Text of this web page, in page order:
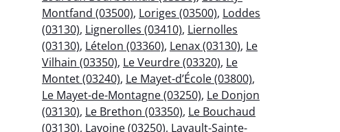
Montfand (03500), Loriges (03500), Loddes
(03130), Lignerolles (03410), Liernolles
(03130), Lételon (03360), Lenax (03130), Le
Vilhain (03350), Le Veurdre (03320), Le
Montet (03240), Le Mayet-d’École (03800),
Le Mayet-de-Montagne (03250), Le Donjon
(03130), Le Brethon (03350), Le Bouchaud
(03130), Lavoine (03250), Lavault-Sainte-